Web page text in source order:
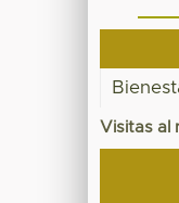
Visitas al